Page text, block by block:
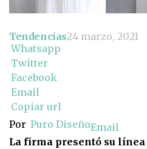
Tendencias24 marzo, 2021
Whatsapp
Twitter
Facebook
Email
Copiar url
Por Puro DiseñoEmail
La firma presentó su